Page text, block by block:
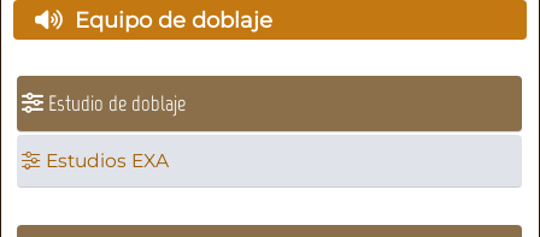
Equipo de doblaje
Estudio de doblaje
Estudios EXA